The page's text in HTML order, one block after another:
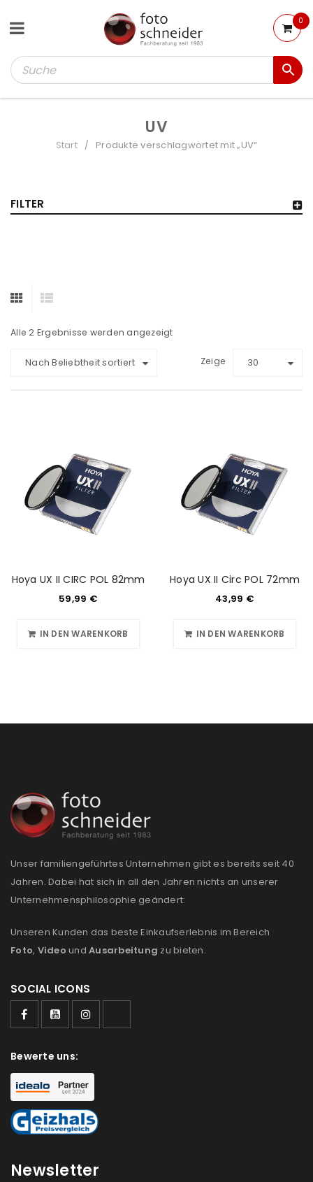
ANMELDEN
Benutzername oder E-Mail-Adresse
Passwort*
0
UV
Start / Produkte verschlagwortet mit „UV“
FILTER
Alle 2 Ergebnisse werden angezeigt
Nach Beliebtheit sortiert Zeige 30
Hoya UX II CIRC POL 82mm
59,99 €
IN DEN WARENKORB
Hoya UX II Circ POL 72mm
43,99 €
IN DEN WARENKORB
Unser familiengeführtes Unternehmen gibt es bereits seit 40
Jahren. Dabei hat sich in all den Jahren nichts an unserer
Unternehmensphilosophie geändert:
Unseren Kunden das beste Einkaufserlebnis im Bereich
Foto, Video und Ausarbeitung zu bieten.
SOCIAL ICONS
Bewerte uns:
Newsletter